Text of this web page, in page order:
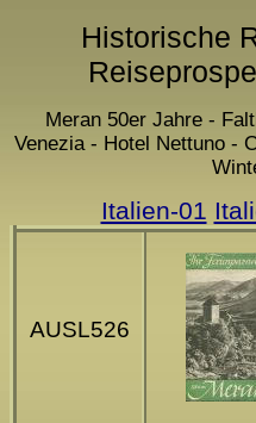
Historische
Meran 50er Jahre -
Venezia - Hotel Nettuno -
Italien-01
AUSL526